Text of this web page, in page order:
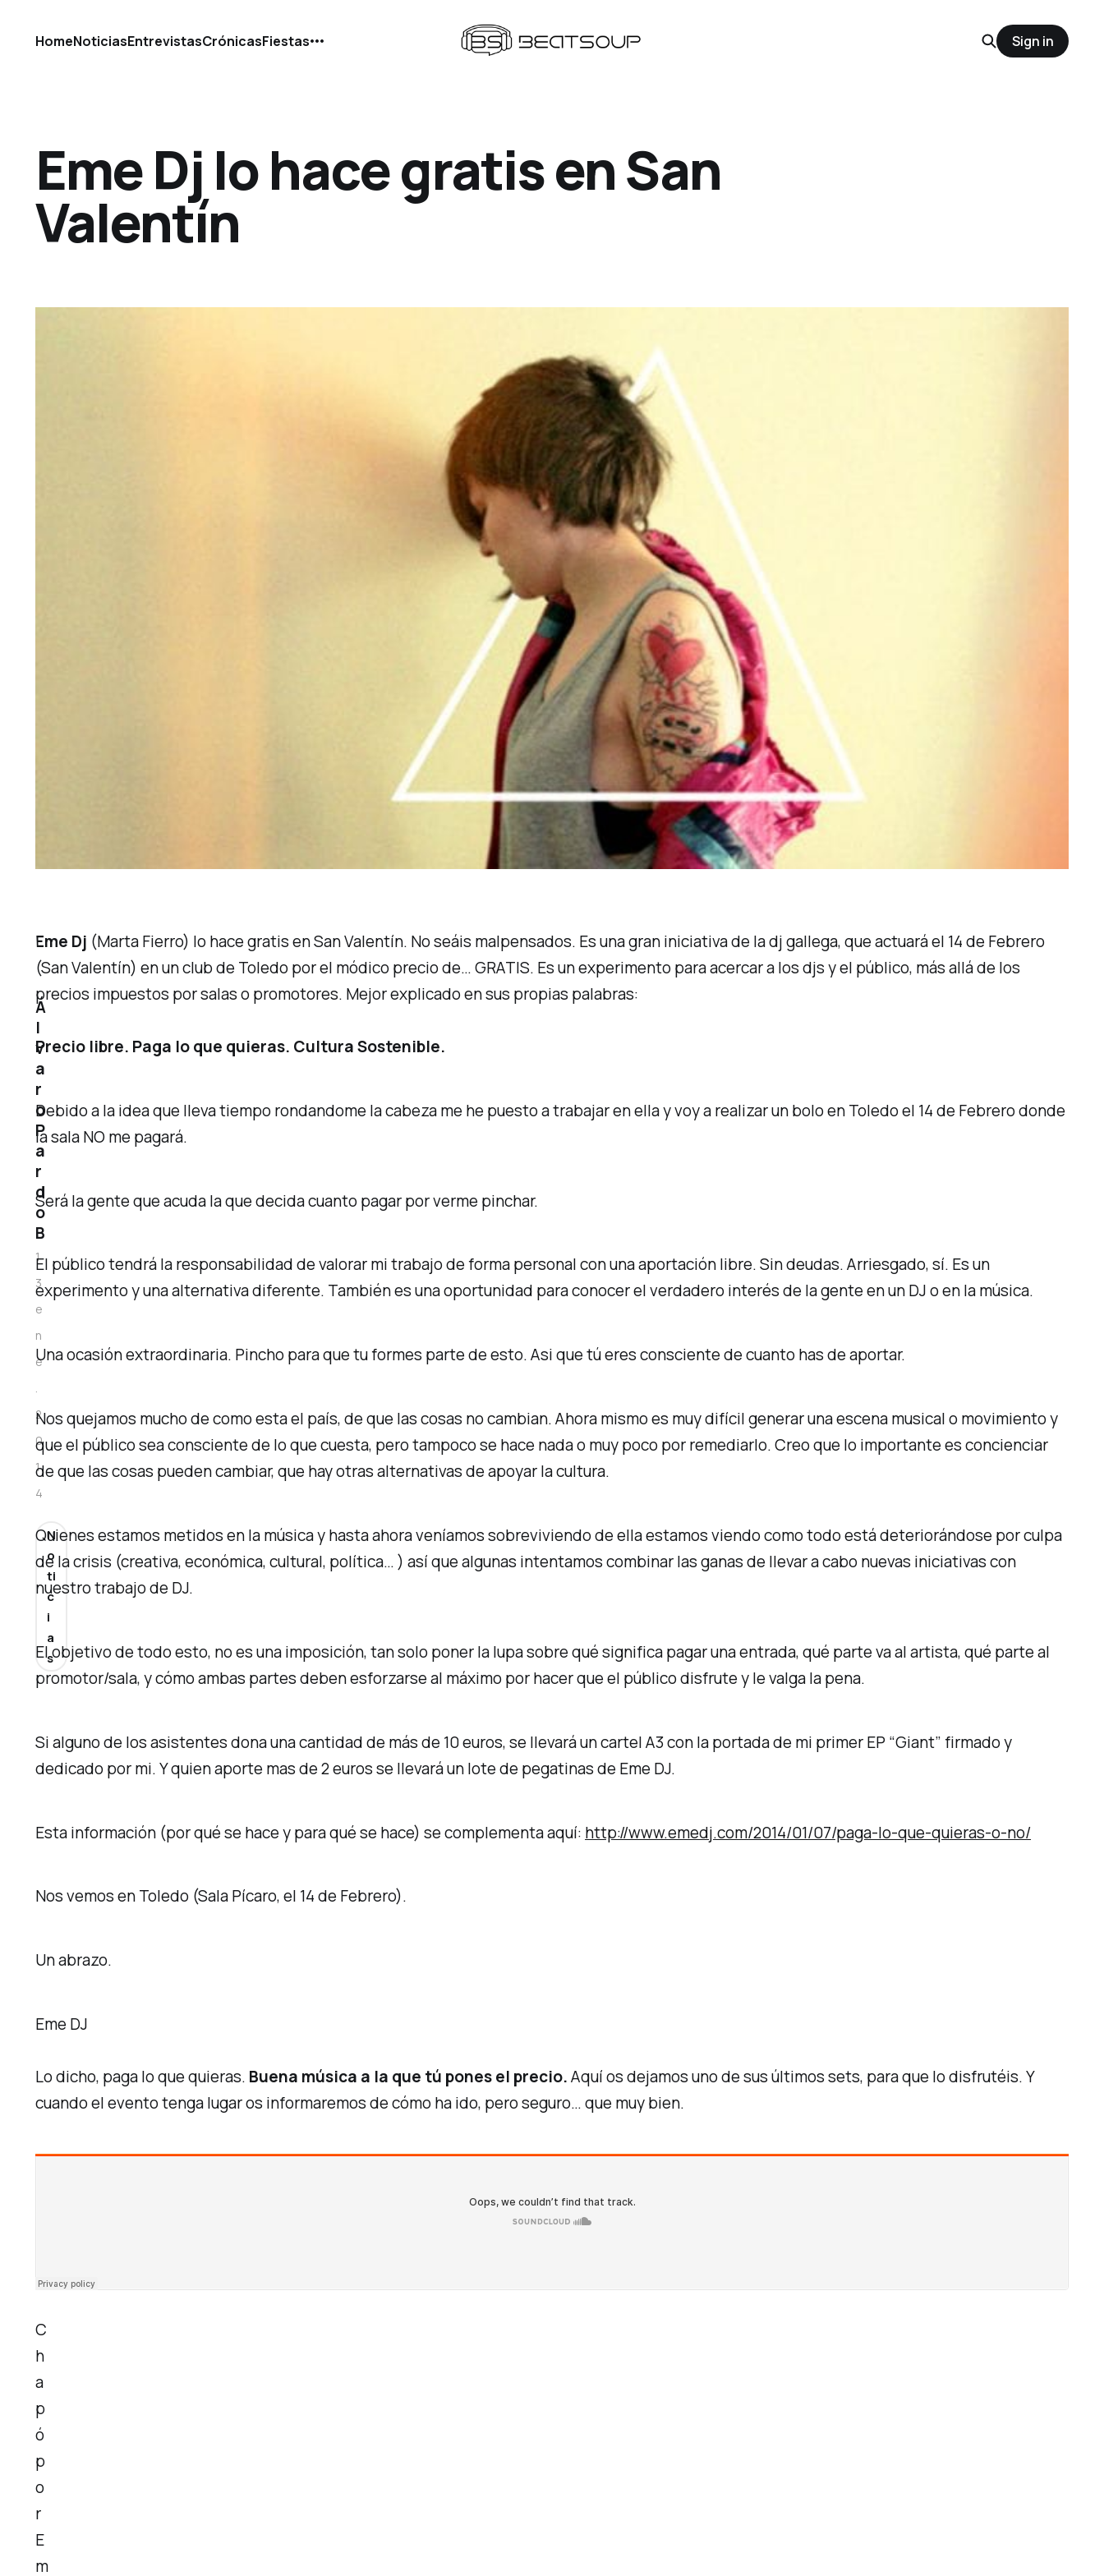
HomeNoticiasEntrevistasCrónicasFiestas Sign in
Eme Dj lo hace gratis en San
Valentín
Eme Dj (Marta Fierro) lo hace gratis en San Valentín. No seáis malpensados. Es una gran iniciativa de la dj gallega, que actuará el 14 de Febrero
(San Valentín) en un club de Toledo por el módico precio de… GRATIS. Es un experimento para acercar a los djs y el público, más allá de los
precios impuestos por salas o promotores. Mejor explicado en sus propias palabras:
Precio libre. Paga lo que quieras. Cultura Sostenible.
Debido a la idea que lleva tiempo rondandome la cabeza me he puesto a trabajar en ella y voy a realizar un bolo en Toledo el 14 de Febrero donde
la sala NO me pagará.
Será la gente que acuda la que decida cuanto pagar por verme pinchar.
El público tendrá la responsabilidad de valorar mi trabajo de forma personal con una aportación libre. Sin deudas. Arriesgado, sí. Es un
experimento y una alternativa diferente. También es una oportunidad para conocer el verdadero interés de la gente en un DJ o en la música.
Una ocasión extraordinaria. Pincho para que tu formes parte de esto. Asi que tú eres consciente de cuanto has de aportar.
Nos quejamos mucho de como esta el país, de que las cosas no cambian. Ahora mismo es muy difícil generar una escena musical o movimiento y
que el público sea consciente de lo que cuesta, pero tampoco se hace nada o muy poco por remediarlo. Creo que lo importante es concienciar
de que las cosas pueden cambiar, que hay otras alternativas de apoyar la cultura.
Quienes estamos metidos en la música y hasta ahora veníamos sobreviviendo de ella estamos viendo como todo está deteriorándose por culpa
de la crisis (creativa, económica, cultural, política… ) así que algunas intentamos combinar las ganas de llevar a cabo nuevas iniciativas con
nuestro trabajo de DJ.
El objetivo de todo esto, no es una imposición, tan solo poner la lupa sobre qué significa pagar una entrada, qué parte va al artista, qué parte al
promotor/sala, y cómo ambas partes deben esforzarse al máximo por hacer que el público disfrute y le valga la pena.
Si alguno de los asistentes dona una cantidad de más de 10 euros, se llevará un cartel A3 con la portada de mi primer EP “Giant” firmado y
dedicado por mi. Y quien aporte mas de 2 euros se llevará un lote de pegatinas de Eme DJ.
Esta información (por qué se hace y para qué se hace) se complementa aquí: http://www.emedj.com/2014/01/07/paga-lo-que-quieras-o-no/
Nos vemos en Toledo (Sala Pícaro, el 14 de Febrero).
Un abrazo.
Eme DJ
Lo dicho, paga lo que quieras. Buena música a la que tú pones el precio.Aquí os dejamos uno de sus últimos sets, para que lo disfrutéis. Y
cuando el evento tenga lugar os informaremos de cómo ha ido, pero seguro… que muy bien.
C
h
a
p
ó
p
o
r
E
m
Á
l
v
a
r
o
P
a
r
d
o
B
1
3
e
n
e
.
2
0
1
4
N
o
ti
c
i
a
s